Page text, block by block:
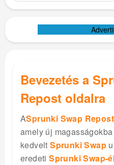
Bevezetés a
Repost oldalra
ASprunki Swap Repost
amely új
kedveltSprunki Swap
eredetiSprunki Swap-